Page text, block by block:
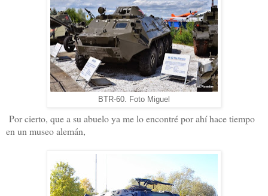
BTR-60. Foto Miguel
Por cierto, que a su abuelo ya me lo encontré por ahí hace tiempo
en un museo alemán,